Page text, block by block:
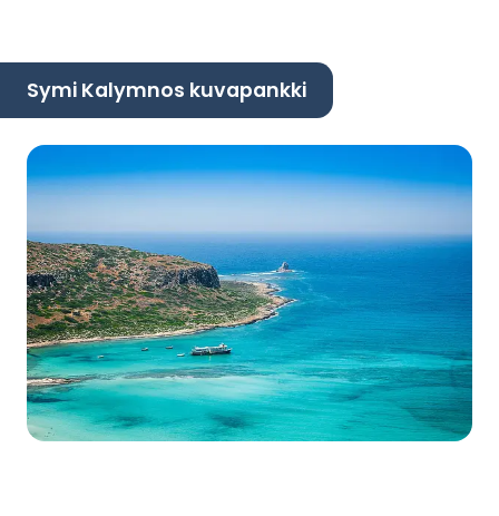
Symi Kalymnos kuvapankki